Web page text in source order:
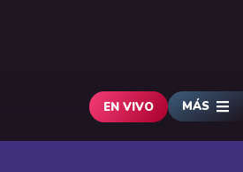
EN VIVO MÁS